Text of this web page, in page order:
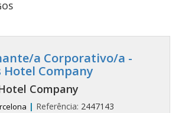
a Corporativo/a -
Hotel Company
Company
| Referência: 2447143